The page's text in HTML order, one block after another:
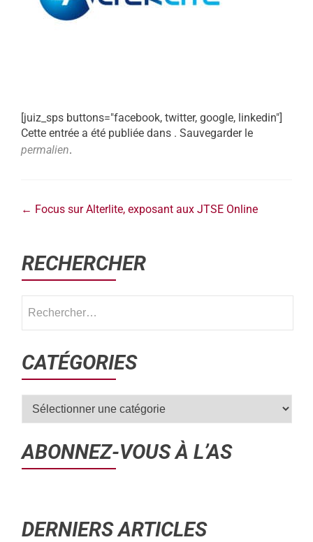
[juiz_sps buttons="facebook, twitter, google, linkedin"]
Cette entrée a été publiée dans . Sauvegarder le
permalien.
← Focus sur Alterlite, exposant aux JTSE Online
RECHERCHER
CATÉGORIES
ABONNEZ-VOUS À L’AS
DERNIERS ARTICLES